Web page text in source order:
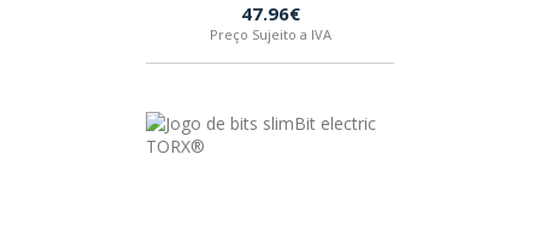
47.96€
Preço Sujeito a IVA